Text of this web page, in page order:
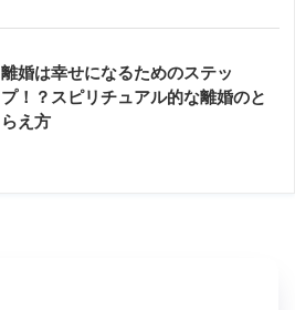
離婚は幸せになるためのステッ
プ！？スピリチュアル的な離婚のと
らえ方